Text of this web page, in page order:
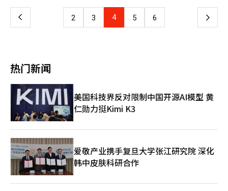
更和营业地点的精细网络必须运作。承诺打击容易，但执行承诺需
要坚持不懈。虚假房源依然存在，表明我们的行政速度跟不上商家
的伎俩。有人今天仍在看不存在的房间，政府和地方政府应提出实
整体股市低于8倍。他强调，在盈利预测上调前不应过早下结论。
AI价值链与半导体的力量研究中心负责人认为，AI和半导体是股市
伟达。白英灿也认为，尽管需考虑下半年情况和中东因素，但明年
为中心的AI价值链。证券、国防等行业也被认为将上涨。李钟亨表
示，AI价值链、电力设备、证券、国防将主导市场。崔贤在补充
说，除了半导体和IT，其他行业的预测几乎没有上升。在大势上涨
阶段，主导股不会改变。他还提到电力设备、核电、数据中心相关
材料行业。 柳钟宇也表示，能源、电力机械、机器人等工业和AI价
值链是关键。尹锡模认为，全球流动性扩张阶段，继续看好半导
体、电力设备、核电、机器人等AI价值链，并对工业和金融行业持
积极态度。 白英灿指出，太阳能、二次电池、证券、建筑、光通
信和光纤行业是主导行业。赵秀洪表示，半导体为中心的AI基础设
施、电力设备、核电、国防、证券等行业正在扩展。※ 本报道经
人工智能（AI）系统翻译与编辑。
一些中国半导体制造商致力于生产先进芯片，仍需外国领先企业的
支持。他补充道，中国内需市场以成熟工艺和传统半导体为主，国
安的中国硅片公司Eswin计划到2026年实现每月120万片的生产能
力，满足国内40%的12英寸硅片需求，并预计全球市场份额将超
过10%。消息人士称，Eswin正在陕西西安和湖北武汉建设新工
厂，计划今年新增每月70万片的生产能力。中国代工厂中芯国际、
华虹半导体，以及存储厂商长江存储和长鑫存储都是Eswin的主要
客户。Eswin表示，国产硅片已成为中国新建半导体工厂的首选。
此外，Eswin已向包括美光、台积电在内的多家全球客户供货，三
星电子和SK海力士也在验证其产品。Bernstein Research分析师
David Dai表示，中国去年已能满足约50%的12英寸硅片需求，预
计今年这一比例将继续上升。根据Bernstein Research的数据，
中国企业的全球硅片市场份额从2020年的3%增至去年的约28%，
预计今年将达到32%。硅片市场传统上由日本信越化学、胜高、台
湾环球晶圆以及部分韩国和欧洲企业主导，但中国企业凭借庞大的
上 2 3 4 5 6 下
热门新闻
美国科技界反对限制中国开源AI模型 黄
仁勋力挺Kimi K3
爱敬产业携手复旦大学张江研究院 深化
韩中皮肤科研合作